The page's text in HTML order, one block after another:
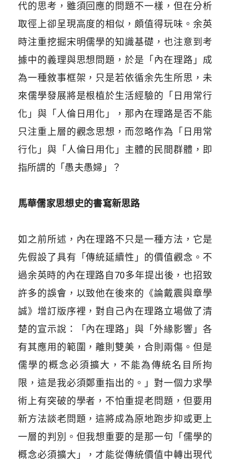
代的思考，雖須回應的問題不一樣，但在分析
取徑上卻呈現高度的相似，頗值得玩味。余英
時注重挖掘宋明儒學的知識基礎，也注意到考
據中的義理與思想問題，於是「內在理路」成
為一種敘事框架，只是若依循余先生所思，未
來儒學發展將是根植於生活經驗的「日用常行
化」與「人倫日用化」，那內在理路是否不能
只注重上層的觀念思想，而忽略作為「日用常
行化」與「人倫日用化」主體的民間群體，即
指所謂的「愚夫愚婦」？
馬華儒家思想史的書寫新思路
如之前所述，內在理路不只是一種方法，它是
先假設了具有「傳統延續性」的價值觀念。不
過余英時的內在理路自70多年提出後，也招致
許多的誤會，以致他在後來的《論戴震與章學
誠》增訂版序裡，對自己內在理路立場做了清
楚的宣示說：「內在理路」與「外緣影響」各
有其應用的範圍，離則雙美，合則兩傷。但是
儒學的概念必須擴大，不能為傳統名目所拘
限，這是我必須鄭重指出的。」對一個力求學
術上有突破的學者，不怕重提老問題，但要用
新方法談老問題，這將成為原地跑步抑或更上
一層的判別。但我想重要的是那一句「儒學的
概念必須擴大」，才能從傳統價值中轉出現代